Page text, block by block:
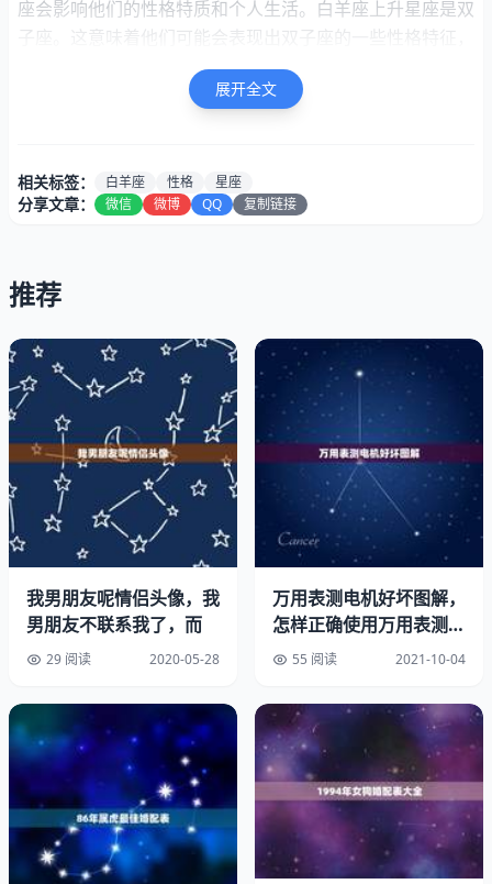
座会影响他们的性格特质和个人生活。白羊座上升星座是双
子座。这意味着他们可能会表现出双子座的一些性格特征，
例如好奇心强、善于沟通、聪明、机智和有创造力。同时，
他们也会保留白羊座的一些特点，比如自信、勇敢、独立和
像双子座一样，白羊座上升的人往往会表现出好奇心强和喜
欢探索新事物的性格特征。他们很可能会是社交活动中的灵
适应能力很强，他们通常能够很快地适应新环境和新情况。
3月21日白羊座的上升星座
然而，白羊座的独立和自信也会在他们的性格中占据重要的
展开全文
相关标签： 白羊座 性格 星座
分享文章： 微信 微博 QQ 复制链接
推荐
我男朋友呢情侣头像，我
男朋友不联系我了，而
29 阅读 2020-05-28
万用表测电机好坏图解，
怎样正确使用万用表测量
电动机好坏。
55 阅读 2021-10-04